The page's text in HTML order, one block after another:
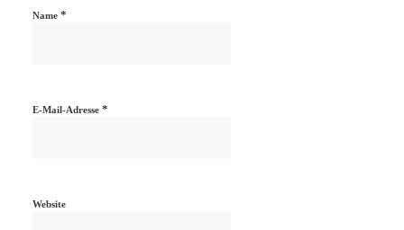
Name *
E-Mail-Adresse *
Website